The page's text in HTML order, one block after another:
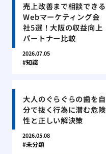
売上改善まで相談できる
Webマーケティング会
社5選！大阪の収益向上
パートナー比較
2026.07.05
知識
大人のぐらぐらの歯を自
分で抜く行為に潜む危険
性と正しい解決策
2026.05.08
未分類